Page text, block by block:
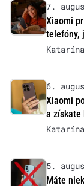
7.
Xiaomi
telefóny,
6.
Xiaomi
a získate
5.
Máte